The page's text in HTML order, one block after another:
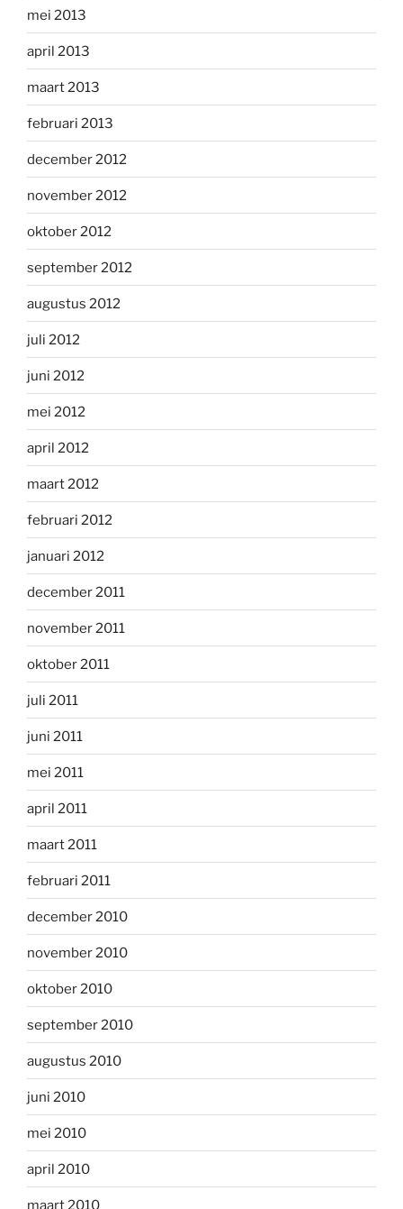
mei 2013
april 2013
maart 2013
februari 2013
december 2012
november 2012
oktober 2012
september 2012
augustus 2012
juli 2012
juni 2012
mei 2012
april 2012
maart 2012
februari 2012
januari 2012
december 2011
november 2011
oktober 2011
juli 2011
juni 2011
mei 2011
april 2011
maart 2011
februari 2011
december 2010
november 2010
oktober 2010
september 2010
augustus 2010
juni 2010
mei 2010
april 2010
maart 2010